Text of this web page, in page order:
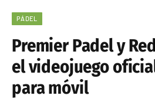
PÁDEL
Premier Padel y
el videojuego
para móvil